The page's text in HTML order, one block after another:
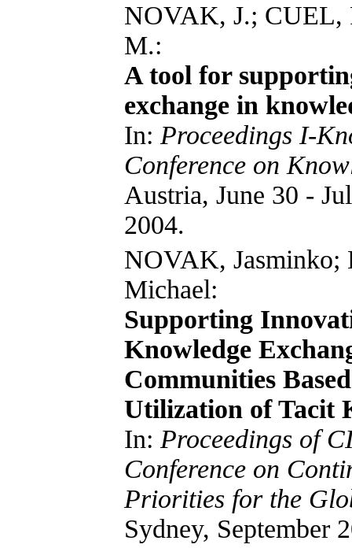
NOVAK, J.; CUEL,
M.:
A tool for
exchange in
In: Proceedings I-
Conference on
Austria, June 30 -
2004.
NOVAK, Jasminko;
Michael:
Supporting
Knowledge
Communities
Utilization of Tacit
In: Proceedings of
Conference on
Priorities for the
Sydney, September